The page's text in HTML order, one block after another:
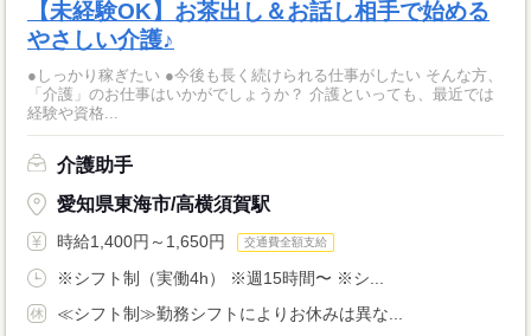
【未経験OK】お茶出し＆お話し相手で始める
やさしい介護♪
●しっかり稼ぎたい ●今後も長く続けられる仕事がしたい そんな方、
「介護」のお仕事はいかがでしょうか？ 介護といっても、最近では
経験や資格...
介護助手
愛知県東海市/高横須賀駅
時給1,400円～1,650円 交通費全額支給
※シフト制（実働4h） ※週15時間〜 ※シ...
≪シフト制≫勤務シフトによりお休みは異な...